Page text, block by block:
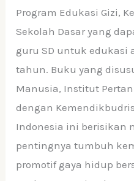
Program Edukasi Gizi,
Sekolah Dasar yang
guru SD untuk edukasi
tahun. Buku yang
Manusia, Institut
dengan
Indonesia ini berisikan
pentingnya tumbuh
promotif gaya hidup